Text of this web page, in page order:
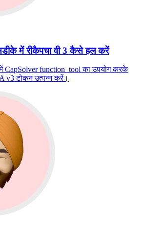
में रीकैपचा वी 3 कैसे हल करें
CapSolver function_tool का उपयोग करके
v3 टोकन उत्पन्न करें।